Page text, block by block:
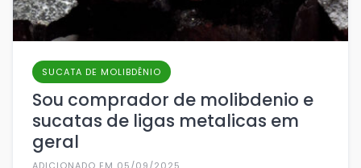
SUCATA DE MOLIBDÊNIO
Sou comprador de molibdenio e
sucatas de ligas metalicas em
geral